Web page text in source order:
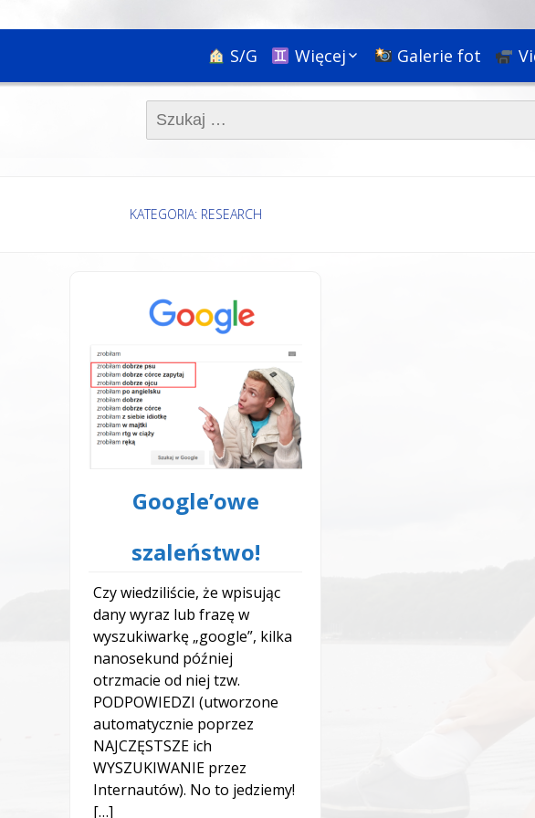
S/G
Więcej
Ciekawostki
Podróże
Galerie fot
Szukaj:
KATEGORIA: RESEARCH
Google’owe
szaleństwo!
Czy wiedziliście, że wpisując
dany wyraz lub frazę w
wyszukiwarkę „google”, kilka
nanosekund później
otrzmacie od niej tzw.
PODPOWIEDZI (utworzone
automatycznie poprzez
NAJCZĘSTSZE ich
WYSZUKIWANIE przez
Internautów). No to jedziemy!
[…]